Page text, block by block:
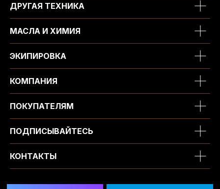
ДРУГАЯ ТЕХНИКА
МАСЛА И ХИМИЯ
ЭКИПИРОВКА
КОМПАНИЯ
ПОКУПАТЕЛЯМ
ПОДПИСЫВАЙТЕСЬ
КОНТАКТЫ